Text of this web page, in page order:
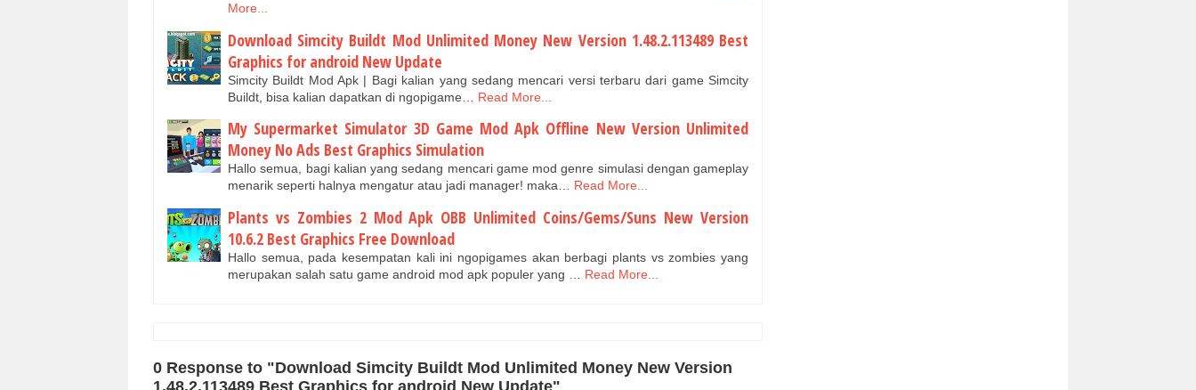
More...
Download Simcity Buildt Mod Unlimited Money New Version 1.48.2.113489 Best
Graphics for android New Update
Simcity Buildt Mod Apk | Bagi kalian yang sedang mencari versi terbaru dari game Simcity
Buildt, bisa kalian dapatkan di ngopigame…
Read More...
My Supermarket Simulator 3D Game Mod Apk Offline New Version Unlimited
Money No Ads Best Graphics Simulation
Hallo semua, bagi kalian yang sedang mencari game mod genre simulasi dengan gameplay
menarik seperti halnya mengatur atau jadi manager! maka…
Read More...
Plants vs Zombies 2 Mod Apk OBB Unlimited Coins/Gems/Suns New Version
10.6.2 Best Graphics Free Download
Hallo semua, pada kesempatan kali ini ngopigames akan berbagi plants vs zombies yang
merupakan salah satu game android mod apk populer yang …
Read More...
0 Response to "Download Simcity Buildt Mod Unlimited Money New Version